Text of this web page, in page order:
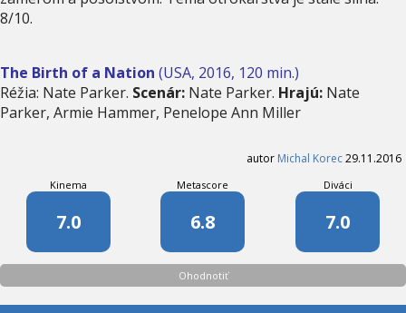
8/10.
The Birth of a Nation (USA, 2016, 120 min.)
Réžia: Nate Parker. Scenár: Nate Parker. Hrajú: Nate
Parker, Armie Hammer, Penelope Ann Miller
autor Michal Korec29.11.2016
Kinema
7.0
Metascore
6.8
Diváci
7.0
Ohodnotiť